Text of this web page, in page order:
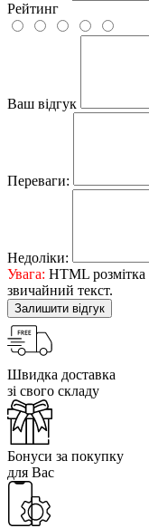
Рейтинг
Ваш відгук
Переваги:
Недоліки:
Увага: HTML розмітка
звичайний текст.
Залишити відгук
Швидка доставка
зі свого складу
Бонуси за покупку
для Вас